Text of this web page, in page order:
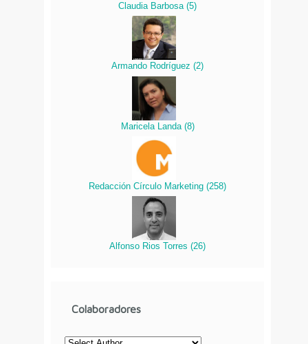
Claudia Barbosa (5)
Armando Rodríguez (2)
Maricela Landa (8)
Redacción Círculo Marketing (258)
Alfonso Rios Torres (26)
Colaboradores